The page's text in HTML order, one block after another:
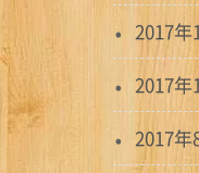
2017年
2017年
2017年